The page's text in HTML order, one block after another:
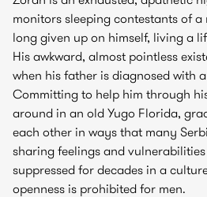
monitors sleeping contestants of a
long given up on himself, living a
His awkward, almost pointless
when his father is diagnosed with
Committing to help him through
around in an old Yugo Florida,
each other in ways that many
sharing feelings and
suppressed for decades in a
openness is prohibited for men.